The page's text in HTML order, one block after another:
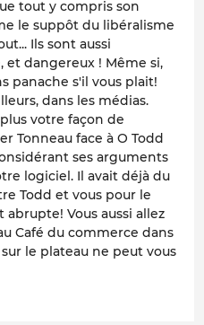
tout y compris son
le suppôt du libéralisme
Ils sont aussi
et dangereux ! Même si,
panache s'il vous plait!
dans les médias.
votre façon de
Tonneau face à O Todd
ses arguments
logiciel. Il avait déjà du
Todd et vous pour le
Vous aussi allez
Café du commerce dans
le plateau ne peut vous